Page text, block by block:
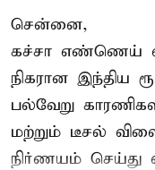
சென்னை,
கச்சா எண்ணெய்
நிகரான இந்திய
பல்வேறு
மற்றும் டீசல்
நிர்ணயம் செய்து